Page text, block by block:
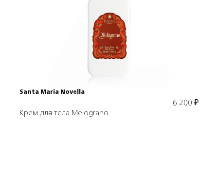
В корзину
Santa Maria Novella
6 200 ₽
Крем для тела Melograno